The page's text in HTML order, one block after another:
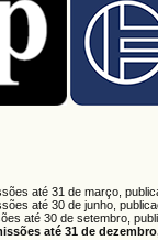
até 31 de março,
até 30 de junho,
até 30 de setembro,
até 31 de